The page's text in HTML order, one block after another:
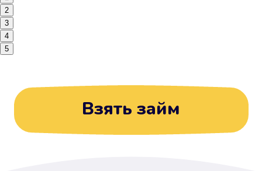
2
3
4
5
Взять займ